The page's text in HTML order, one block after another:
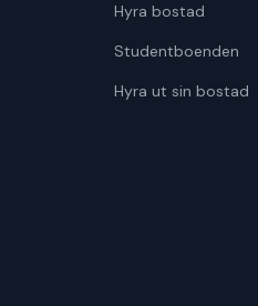
Hyra bostad
Studentboenden
Hyra ut sin bostad